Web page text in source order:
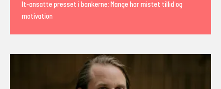
It-ansatte presset i bankerne: Mange har mistet tillid og
motivation